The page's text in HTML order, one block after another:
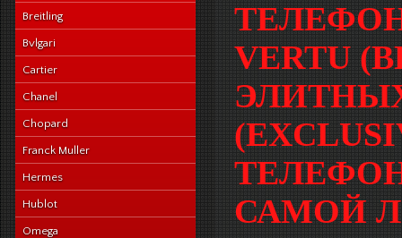
Breitling
Bvlgari
Cartier
Chanel
Chopard
Franck Muller
Hermes
Hublot
Omega
VERTU
САМОЙ